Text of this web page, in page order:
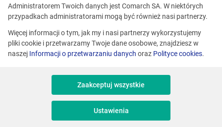
Udostępnij
Administratorem Twoich danych jest Comarch SA. W niektórych
przypadkach administratorami mogą być również nasi partnerzy.
Więcej informacji o tym, jak my i nasi partnerzy wykorzystujemy
pliki cookie i przetwarzamy Twoje dane osobowe, znajdziesz w
naszej Informacji o przetwarzaniu danych oraz Polityce cookies.
Zaakceptuj wszystkie
Ustawienia